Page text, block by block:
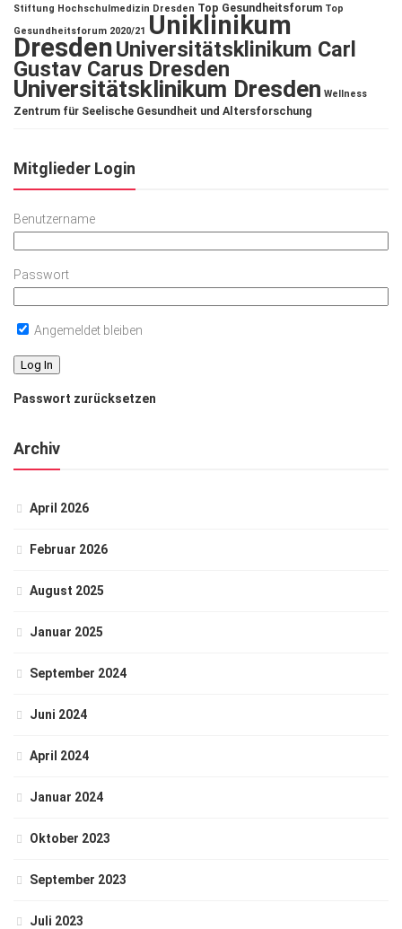
Stiftung Hochschulmedizin Dresden Top Gesundheitsforum Top
Gesundheitsforum 2020/21 Uniklinikum
DresdenUniversitätsklinikum Carl
Gustav Carus Dresden
Universitätsklinikum Dresden Wellness
Zentrum für Seelische Gesundheit und Altersforschung
Mitglieder Login
Benutzername
Passwort
Angemeldet bleiben
Passwort zurücksetzen
Archiv
April 2026
Februar 2026
August 2025
Januar 2025
September 2024
Juni 2024
April 2024
Januar 2024
Oktober 2023
September 2023
Juli 2023